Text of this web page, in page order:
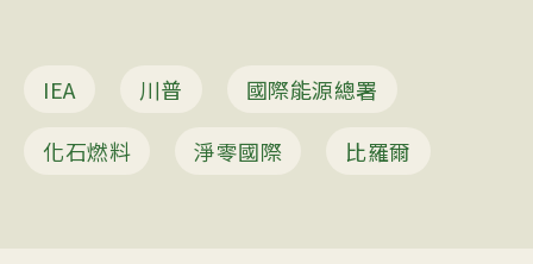
IEA 川普
國際能源總署
化石燃料
淨零國際 比羅爾